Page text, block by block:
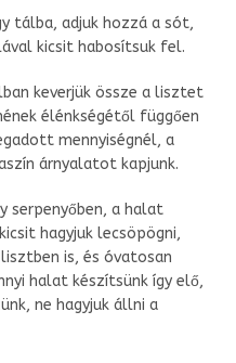
tálba, adjuk hozzá a sót,
kicsit habosítsuk fel.
keverjük össze a lisztet
élénkségétől függően
mennyiségnél, a
árnyalatot kapjunk.
a halat
hagyjuk lecsöpögni,
is, és óvatosan
halat készítsünk így elő,
ne hagyjuk állni a